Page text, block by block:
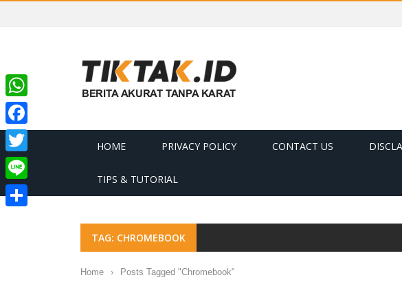
HOME PRIVACY POLICY CONTACT US
TIPS & TUTORIAL
TAG: CHROMEBOOK
Home › Posts Tagged "Chromebook"
WhatsApp
Facebook
Twitter
Line